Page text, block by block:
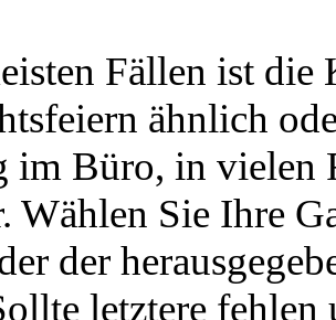
Fällen ist die
ähnlich
im Büro, in vielen
Wählen Sie Ihre
der
letztere fehlen